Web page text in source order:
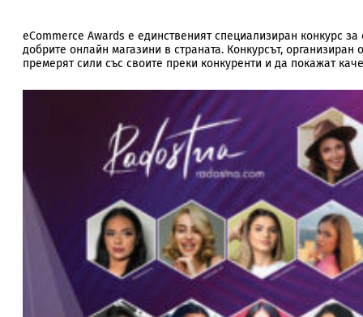
eCommerce Awards е единственият специализиран конкурс
добрите онлайн магазини в страната. Конкурсът,
премерят сили със своите преки конкуренти и да покажат